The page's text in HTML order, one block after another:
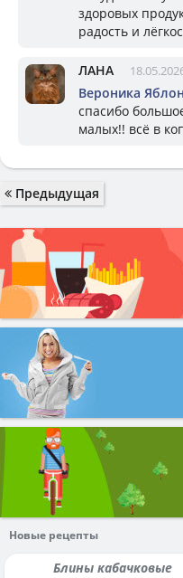
здоровых
радость и
ЛАНА
Вероника
спасибо
малых!! всё в
Предыдущая
Новые рецепты
Блины кабачковые